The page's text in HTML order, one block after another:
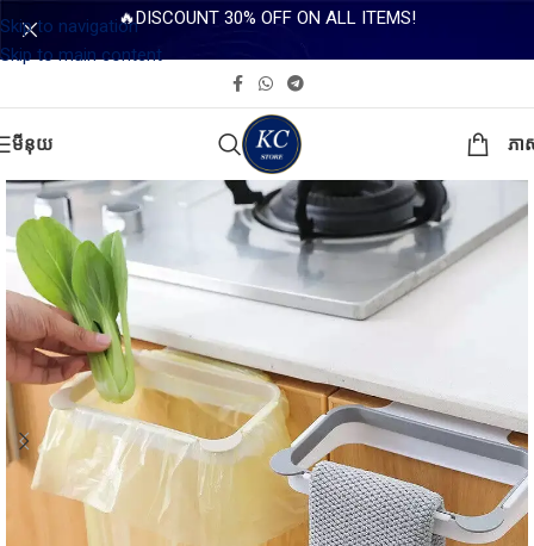
Skip to navigation
Skip to main content
🔥DISCOUNT 30% OFF ON ALL ITEMS!
មីនុយ ភា